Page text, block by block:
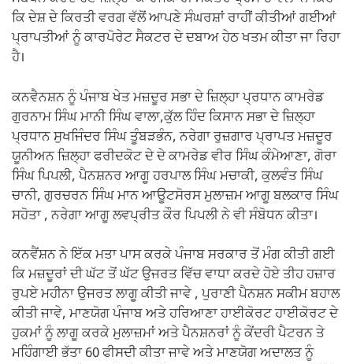
ਕਿ ਦੇਸ਼ ਦੇ ਕਿਰਤੀ ਵਰਗ ਵੱਲੋਂ ਆਪਣੇ ਸੰਘਰਸ਼ਾਂ ਰਾਹੀਂ ਕੀਤੀਆਂ ਗਈਆਂ
ਪ੍ਰਾਪਤੀਆਂ ਨੂੰ ਕਾਰਪੋਰੇਟ ਸੈਕਟਰ ਦੇ ਦਬਾਅ ਹੇਠ ਖਤਮ ਕੀਤਾ ਜਾ ਰਿਹਾ
ਹੈ।
ਕਨਵੈਨਸ਼ਨ ਨੂੰ ਪੰਜਾਬ ਖੇਤ ਮਜ਼ਦੂਰ ਸਭਾ ਦੇ ਜ਼ਿਲ੍ਹਾ ਪ੍ਰਧਾਨ ਕਾਮਰੇਡ
ਗੁਰਨਾਮ ਸਿੰਘ ਮਾਨੀ ਸਿੰਘ ਵਾਲਾ,ਕੁੱਲ ਹਿੰਦ ਕਿਸਾਨ ਸਭਾ ਦੇ ਜ਼ਿਲ੍ਹਾ
ਪ੍ਰਧਾਨ ਸੁਖਜਿੰਦਰ ਸਿੰਘ ਤੂੰਬੜਭੰਨ, ਨਰੇਗਾ ਰੁਜ਼ਗਾਰ ਪ੍ਰਾਪਤ ਮਜ਼ਦੂਰ
ਯੂਨੀਅਨ ਜ਼ਿਲ੍ਹਾ ਫਰੀਦਕੋਟ ਦੇ ਦੇ ਕਾਮਰੇਡ ਵੀਰ ਸਿੰਘ ਕੰਮੇਆਣਾ, ਗੋਰਾ
ਸਿੰਘ ਪਿਪਲੀ, ਪੈਨਸ਼ਨਰ ਆਗੂ ਹਰਪਾਲ ਸਿੰਘ ਮਚਾਕੀ, ਕੁਲਵੰਤ ਸਿੰਘ
ਚਾਨੀ, ਗੁਰਚਰਨ ਸਿੰਘ ਮਾਨ ਆਊਟਸੋਰਸ ਮੁਲਾਜ਼ਮ ਆਗੂ ਬਲਕਾਰ ਸਿੰਘ
ਸਹੋਤਾ , ਨਰੇਗਾ ਆਗੂ ਲਵਪ੍ਰੀਤ ਕੌਰ ਪਿਪਲੀ ਨੇ ਵੀ ਸੰਬੋਧਨ ਕੀਤਾ।
ਕਨਵੈਂਸ਼ਨ ਨੇ ਇੱਕ ਮਤਾ ਪਾਸ ਕਰਕੇ ਪੰਜਾਬ ਸਰਕਾਰ ਤੋਂ ਮੰਗ ਕੀਤੀ ਗਈ
ਕਿ ਮਜ਼ਦੂਰਾਂ ਦੀ ਘੱਟ ਤੋਂ ਘੱਟ ਉਜਰਤ ਵਿੱਚ ਵਾਧਾ ਕਰਦੇ ਹੋਏ ਤੀਹ ਹਜ਼ਾਰ
ਰੁਪਏ ਮਹੀਨਾ ਉਜਰਤ ਲਾਗੂ ਕੀਤੀ ਜਾਵੇ , ਪੁਰਾਣੀ ਪੈਨਸ਼ਨ ਸਕੀਮ ਬਹਾਲ
ਕੀਤੀ ਜਾਵੇ, ਮਾਣਯੋਗ ਪੰਜਾਬ ਅਤੇ ਹਰਿਆਣਾ ਹਾਈਕੋਰਟ ਹਾਈਕੋਰਟ ਦੇ
ਹੁਕਮਾਂ ਨੂੰ ਲਾਗੂ ਕਰਕੇ ਮੁਲਾਜ਼ਮਾਂ ਅਤੇ ਪੈਨਸ਼ਨਰਾਂ ਨੂੰ ਕੇਂਦਰੀ ਪੈਟਰਨ ਤੇ
ਮਹਿੰਗਾਈ ਭੱਤਾ 60 ਫੀਸਦੀ ਕੀਤਾ ਜਾਵੇ ਅਤੇ ਮਾਣਯੋਗ ਅਦਾਲਤ ਨੂੰ